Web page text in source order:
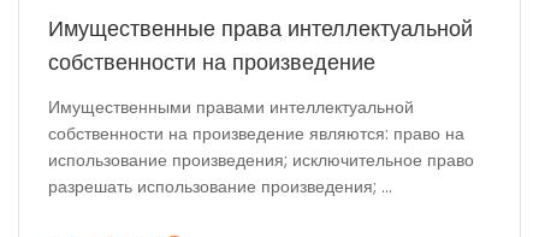
Имущественные права интеллектуальной
собственности на произведение
Имущественными правами интеллектуальной
собственности на произведение являются: право на
использование произведения; исключительное право
разрешать использование произведения; ...